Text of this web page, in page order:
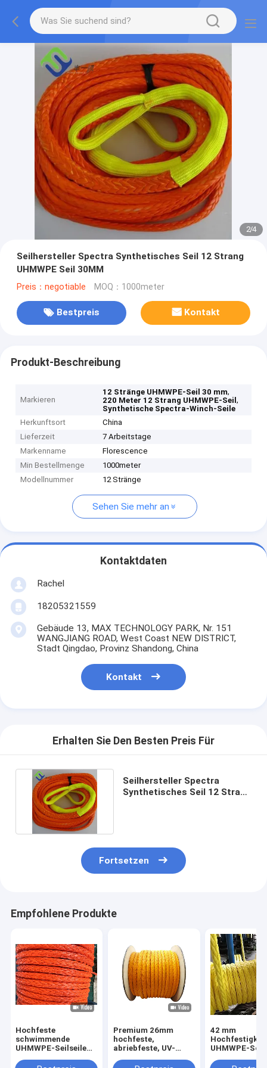
2/4
Seilhersteller Spectra Synthetisches Seil 12 Strang
UHMWPE Seil 30MM
Preis：negotiable MOQ：1000meter
Bestpreis Kontakt
Produkt-Beschreibung
Markieren
12 Stränge UHMWPE-Seil 30 mm,
220 Meter 12 Strang UHMWPE-Seil,
Synthetische Spectra-Winch-Seile
Herkunftsort
China
Lieferzeit
7 Arbeitstage
Markenname
Florescence
Min Bestellmenge
1000meter
Modellnummer
12 Stränge
Sehen Sie mehr an
Kontaktdaten
Rachel
18205321559
Gebäude 13, MAX TECHNOLOGY PARK, Nr. 151
WANGJIANG ROAD, West Coast NEW DISTRICT,
Stadt Qingdao, Provinz Shandong, China
Kontakt
Erhalten Sie Den Besten Preis Für
Seilhersteller Spectra
Synthetisches Seil 12 Strang
Fortsetzen
Empfohlene Produkte
Hochfeste
schwimmende
UHMWPE-Seilseile
geringer Dehnung
Premium 26mm
hochfeste,
abriebfeste, UV-
litzige UHMWPE-
42 mm
UHMWPE-
für